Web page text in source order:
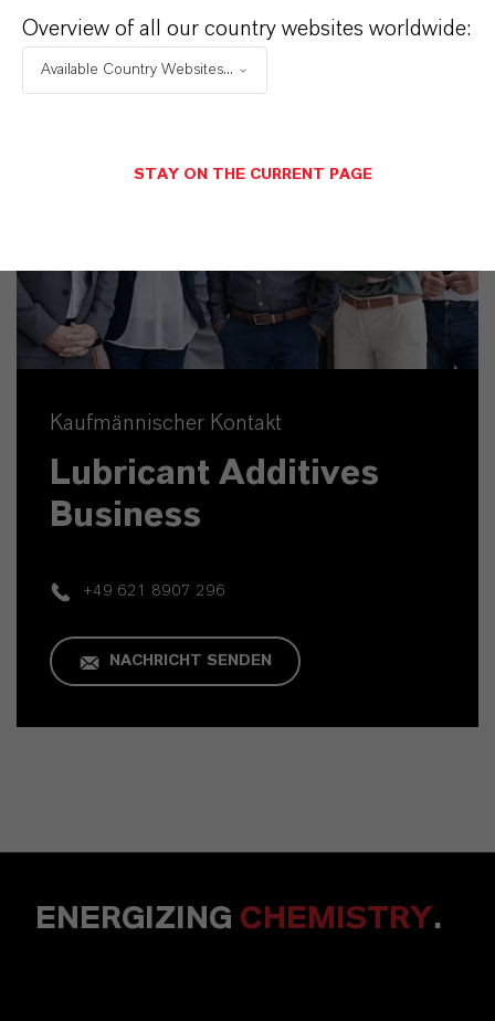
Kaufmännischer Kontakt
Lubricant Additives
Business
+49 621 8907 296
NACHRICHT SENDEN
ENERGIZING CHEMISTRY.
Overview of all our country websites worldwide:
Available Country Websites...
STAY ON THE CURRENT PAGE